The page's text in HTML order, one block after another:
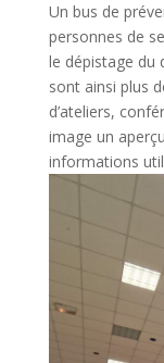
Un bus de
personnes de
le dépistage du
sont ainsi plus
d’ateliers,
image un
informations